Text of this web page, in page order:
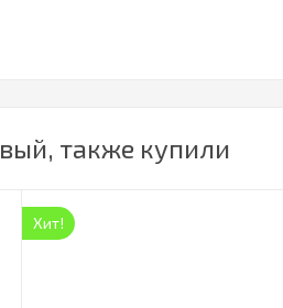
также купили
Хит!